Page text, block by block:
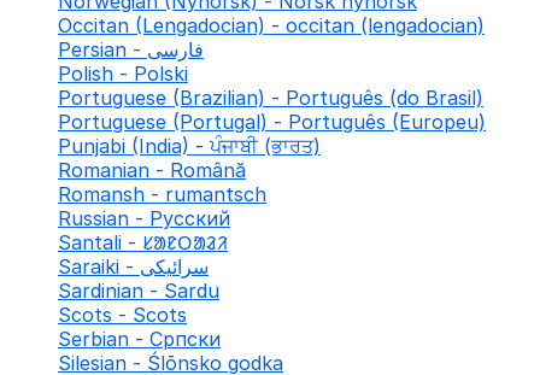
Occitan (Lengadocian) - occitan (lengadocian)
Persian - فارسی
Polish - Polski
Portuguese (Brazilian) - Português (do Brasil)
Portuguese (Portugal) - Português (Europeu)
Punjabi (India) - ਪੰਜਾਬੀ (ਭਾਰਤ)
Romanian - Română
Romansh - rumantsch
Russian - Русский
Santali - ᱥᱟᱱᱛᱟᱲᱤ
Saraiki - سرائیکی
Sardinian - Sardu
Scots - Scots
Serbian - Српски
Silesian - Ślōnsko godka